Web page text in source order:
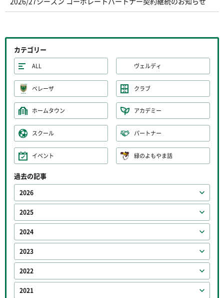
カテゴリー
ALL ヴェルディ
ベレーザ クラブ
ホームタウン アカデミー
スクール パートナー
イベント 緑のよもやま話
過去の記事
2026
2025
2024
2023
2022
2021